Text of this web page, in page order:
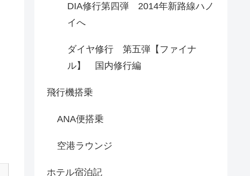
DIA修行第四弾 2014年新路線ハノ
イへ
ダイヤ修行 第五弾【ファイナ
ル】 国内修行編
飛行機搭乗
ANA便搭乗
空港ラウンジ
ホテル宿泊記